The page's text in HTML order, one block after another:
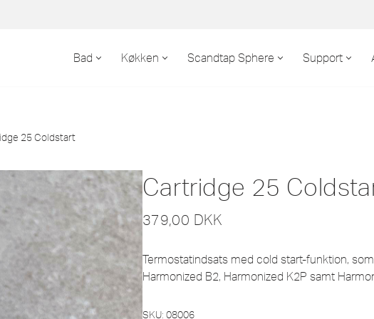
Bad Køkken Scandtap Sphere Support
25 Coldstart
Cartridge 25
379,00 DKK
Termostatindsats med cold start-funktion,
Harmonized B2, Harmonized K2P samt
SKU: 08006